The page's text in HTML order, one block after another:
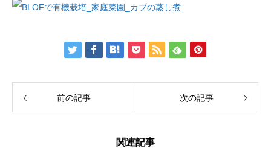
前の記事 次の記事
関連記事